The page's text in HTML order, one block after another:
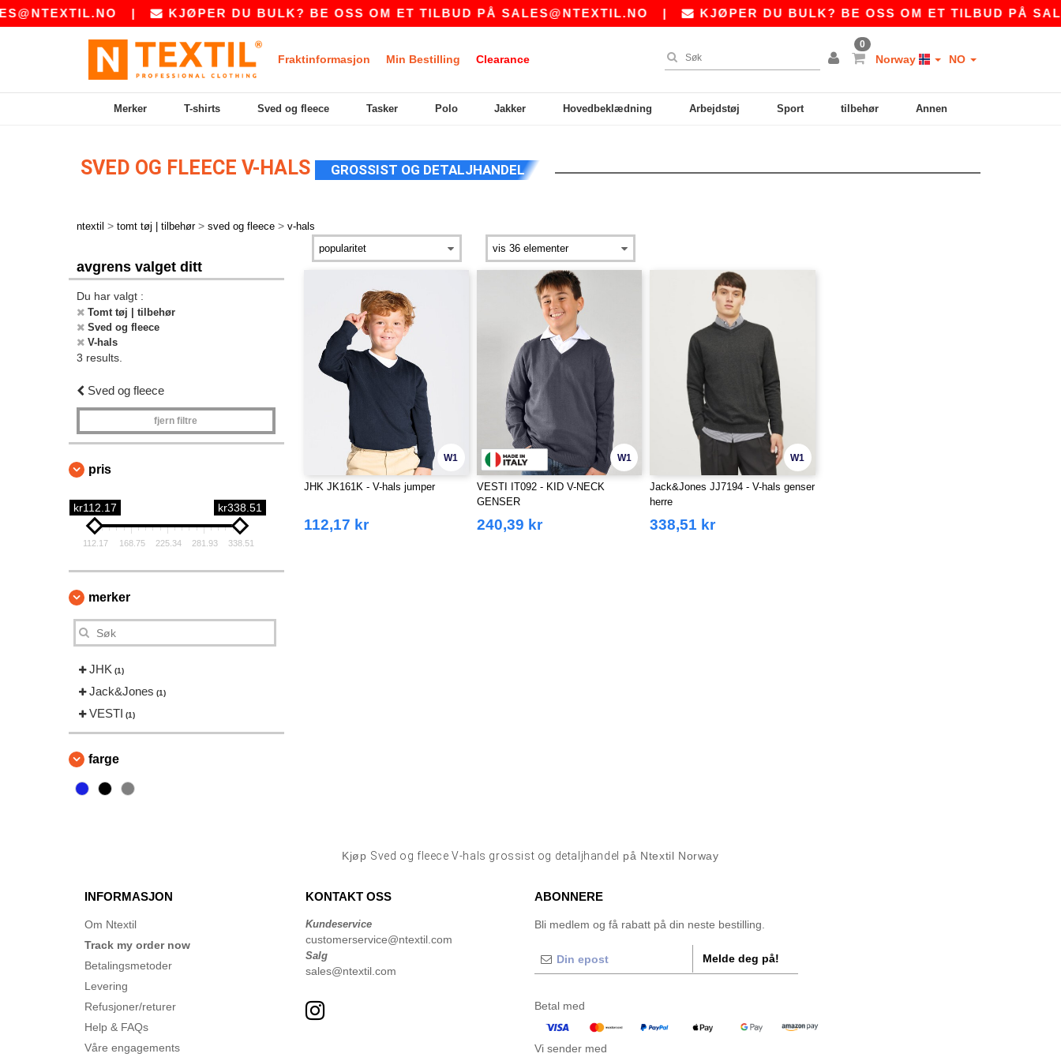
| KJØPER DU BULK? BE OSS OM ET TILBUD PÅSALES@NTEXTIL.NO| KJØPER DU BULK? BE OSS OM ET TILBUD PÅ
Fraktinformasjon Min Bestilling Clearance
0
Norway NO
Merker T-shirts Sved og fleece Tasker Polo Jakker Hovedbeklædning Arbejdstøj Sport tilbehør Annen
SVED OG FLEECE V-HALS GROSSIST OG DETALJHANDEL
ntextil > tomt tøj | tilbehør > sved og fleece > v-hals
avgrens valget ditt
Du har valgt :
Tomt tøj | tilbehør
Sved og fleece
V-hals
3 results.
Sved og fleece
fjern filtre
pris
kr112.17 kr338.51
112.17 168.75 225.34 281.93 338.51
merker
JHK (1)
Jack&Jones (1)
VESTI (1)
farge
W1
JHK JK161K - V-hals jumper
112,17 kr
W1
VESTI IT092 - KID V-NECK
GENSER
240,39 kr
W1
Jack&Jones JJ7194 - V-hals genser
herre
338,51 kr
Kjøp Sved og fleece V-hals grossist og detaljhandel på Ntextil Norway
INFORMASJON
Om Ntextil
Track my order now
Betalingsmetoder
Levering
Refusjoner/returer
Help & FAQs
Våre engagements
KONTAKT OSS
Kundeservice
customerservice@ntextil.com
Salg
sales@ntextil.com
ABONNERE
Bli medlem og få rabatt på din neste bestilling.
Melde deg på!
Betal med
Vi sender med